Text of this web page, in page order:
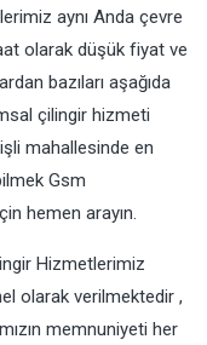
aynı Anda çevre
olarak düşük fiyat ve
bazıları aşağıda
çilingir hizmeti
mahallesinde en
Gsm
hemen arayın.
Hizmetlerimiz
olarak verilmektedir ,
memnuniyeti her